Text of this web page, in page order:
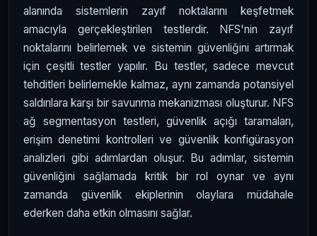
alanında sistemlerin zayıf noktalarını keşfetmek
amacıyla gerçekleştirilen testlerdir. NFS'nin zayıf
noktalarını belirlemek ve sistemin güvenliğini artırmak
için çeşitli testler yapılır. Bu testler, sadece mevcut
tehditleri belirlemekle kalmaz, aynı zamanda potansiyel
saldırılara karşı bir savunma mekanizması oluşturur. NFS
ağ segmentasyon testleri, güvenlik açığı taramaları,
erişim denetimi kontrolleri ve güvenlik konfigürasyon
analizleri gibi adımlardan oluşur. Bu adımlar, sistemin
güvenliğini sağlamada kritik bir rol oynar ve aynı
zamanda güvenlik ekiplerinin olaylara müdahale
ederken daha etkin olmasını sağlar.